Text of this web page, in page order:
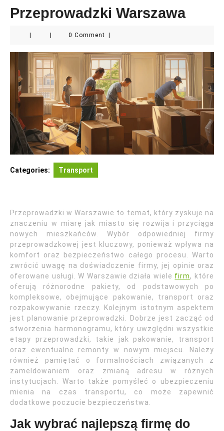
Przeprowadzki Warszawa
0 Comment
Categories: Transport
Przeprowadzki w Warszawie to temat, który zyskuje na
znaczeniu w miarę jak miasto się rozwija i przyciąga
nowych mieszkańców. Wybór odpowiedniej firmy
przeprowadzkowej jest kluczowy, ponieważ wpływa na
komfort oraz bezpieczeństwo całego procesu. Warto
zwrócić uwagę na doświadczenie firmy, jej opinie oraz
oferowane usługi. W Warszawie działa wiele firm, które
oferują różnorodne pakiety, od podstawowych po
kompleksowe, obejmujące pakowanie, transport oraz
rozpakowywanie rzeczy. Kolejnym istotnym aspektem
jest planowanie przeprowadzki. Dobrze jest zacząć od
stworzenia harmonogramu, który uwzględni wszystkie
etapy przeprowadzki, takie jak pakowanie, transport
oraz ewentualne remonty w nowym miejscu. Należy
również pamiętać o formalnościach związanych z
zameldowaniem oraz zmianą adresu w różnych
instytucjach. Warto także pomyśleć o ubezpieczeniu
mienia na czas transportu, co może zapewnić
dodatkowe poczucie bezpieczeństwa.
Jak wybrać najlepszą firmę do